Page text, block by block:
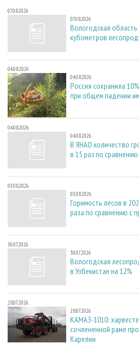
07.08.2026
07.08.2026
Вологодская
кубометров
04.08.2026
04.08.2026
Россия сохранила
при общем падении
04.08.2026
04.08.2026
В ЯНАО количество
в 15 раз по
03.08.2026
03.08.2026
Горимость лесов в
раза по сравнению с
30.07.2026
30.07.2026
Вологодская
в Узбекистан на 12%
28.07.2026
28.07.2026
КАМАЗ-1010:
сочлененной раме
Карелии